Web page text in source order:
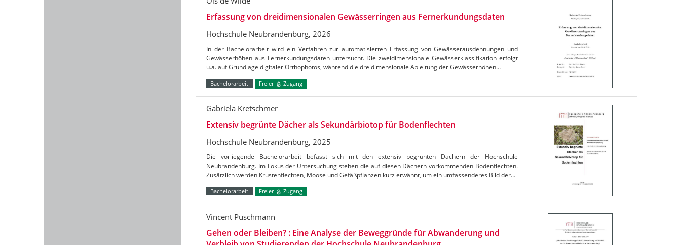
Erfassung von dreidimensionalen Gewässerringen aus Fernerkundungsdaten
Hochschule Neubrandenburg, 2026
In der Bachelorarbeit wird ein Verfahren zur automatisierten Erfassung von Gewässerausdehnungen und
Gewässerhöhen aus Fernerkundungsdaten untersucht. Die zweidimensionale Gewässerklassifikation erfolgt
u.a. auf Grundlage digitaler Orthophotos, während die dreidimensionale Ableitung der Gewässerhöhen…
Bachelorarbeit Freier Zugang
Gabriela Kretschmer
Extensiv begrünte Dächer als Sekundärbiotop für Bodenflechten
Hochschule Neubrandenburg, 2025
Die vorliegende Bachelorarbeit befasst sich mit den extensiv begrünten Dächern der Hochschule
Neubrandenburg. Im Fokus der Untersuchung stehen die auf diesen Dächern vorkommenden Bodenflechten.
Zusätzlich werden Krustenflechten, Moose und Gefäßpflanzen kurz erwähnt, um ein umfassenderes Bild der…
Bachelorarbeit Freier Zugang
Vincent Puschmann
Gehen oder Bleiben? : Eine Analyse der Beweggründe für Abwanderung und